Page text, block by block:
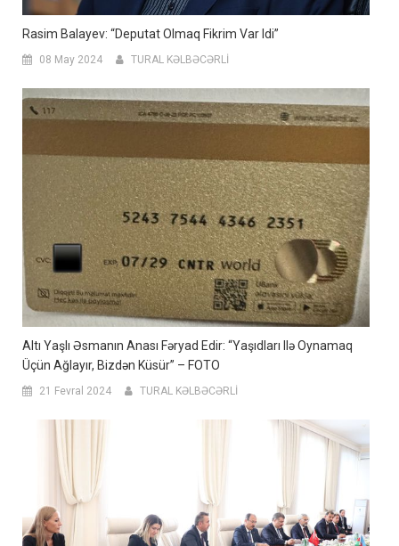
Rasim Balayev: “Deputat Olmaq Fikrim Var Idi”
08 May 2024 TURAL KƏLBƏCƏRLİ
Altı Yaşlı Əsmanın Anası Fəryad Edir: “Yaşıdları Ilə Oynamaq
Üçün Ağlayır, Bizdən Küsür” – FOTO
21 Fevral 2024 TURAL KƏLBƏCƏRLİ